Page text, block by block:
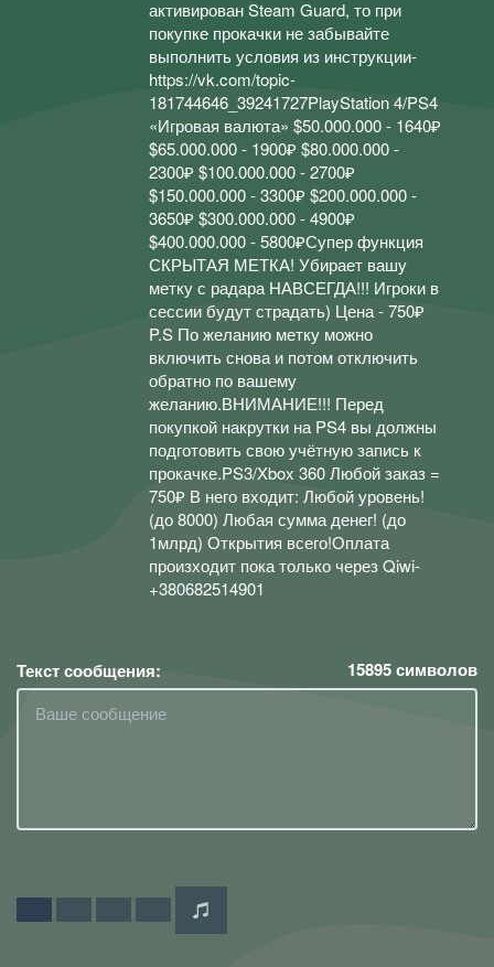
активирован Steam Guard, то при
покупке прокачки не забывайте
выполнить условия из инструкции-
https://vk.com/topic-
181744646_39241727PlayStation 4/PS4
«Игровая валюта» $50.000.000 - 1640₽
$65.000.000 - 1900₽ $80.000.000 -
2300₽ $100.000.000 - 2700₽
$150.000.000 - 3300₽ $200.000.000 -
3650₽ $300.000.000 - 4900₽
$400.000.000 - 5800₽Супер функция
СКРЫТАЯ МЕТКА! Убирает вашу
метку с радара НАВСЕГДА!!! Игроки в
сессии будут страдать) Цена - 750₽
P.S По желанию метку можно
включить снова и потом отключить
обратно по вашему
желанию.ВНИМАНИЕ!!! Перед
покупкой накрутки на PS4 вы должны
подготовить свою учётную запись к
прокачке.PS3/Xbox 360 Любой заказ =
750₽ В него входит: Любой уровень!
(до 8000) Любая сумма денег! (до
1млрд) Открытия всего!Оплата
произходит пока только через Qiwi-
+380682514901
Текст сообщения: 15895символов